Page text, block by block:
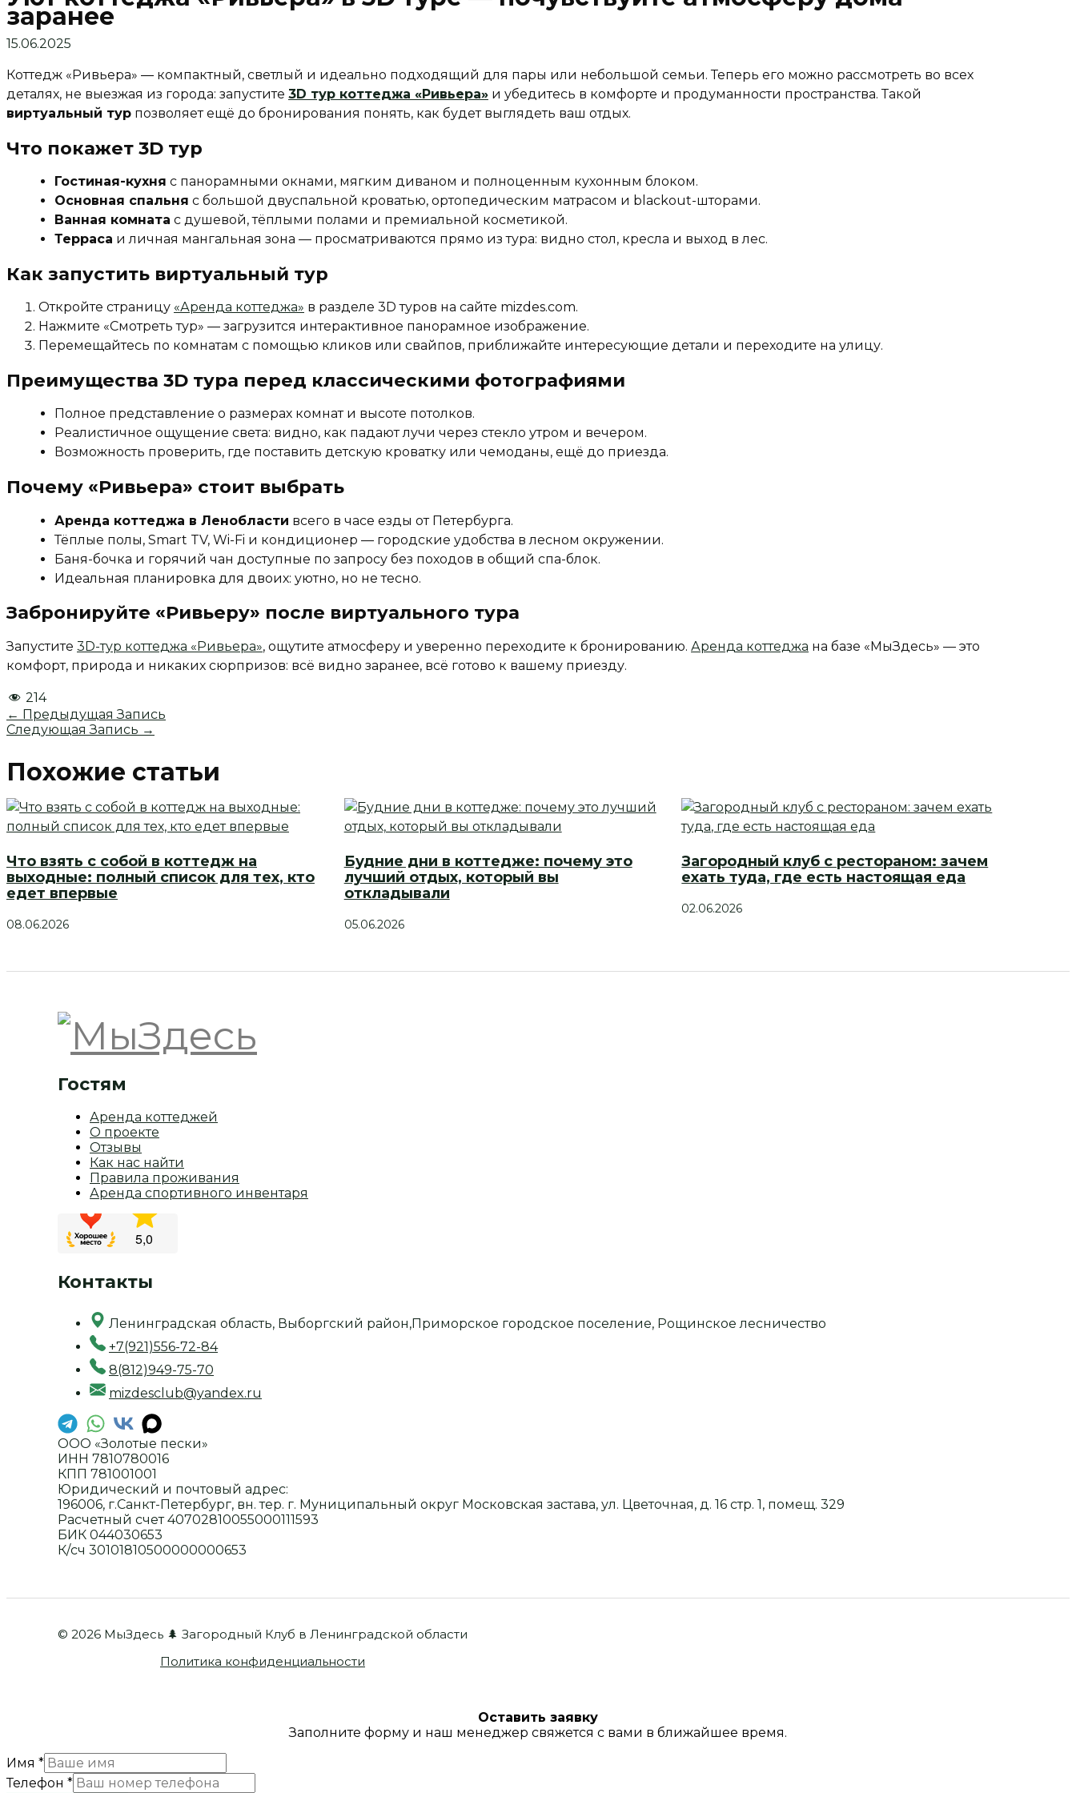
заранее
15.06.2025
Коттедж «Ривьера» ― компактный, светлый и идеально подходящий для пары или небольшой семьи. Теперь его можно рассмотреть во всех
деталях, не выезжая из города: запустите 3D тур коттеджа «Ривьера» и убедитесь в комфорте и продуманности пространства. Такой
виртуальный тур позволяет ещё до бронирования понять, как будет выглядеть ваш отдых.
Что покажет 3D тур
Гостиная-кухня с панорамными окнами, мягким диваном и полноценным кухонным блоком.
Основная спальня с большой двуспальной кроватью, ортопедическим матрасом и blackout-шторами.
Ванная комната с душевой, тёплыми полами и премиальной косметикой.
Терраса и личная мангальная зона — просматриваются прямо из тура: видно стол, кресла и выход в лес.
Как запустить виртуальный тур
Откройте страницу «Аренда коттеджа» в разделе 3D туров на сайте mizdes.com.
Нажмите «Смотреть тур» — загрузится интерактивное панорамное изображение.
Перемещайтесь по комнатам с помощью кликов или свайпов, приближайте интересующие детали и переходите на улицу.
Преимущества 3D тура перед классическими фотографиями
Полное представление о размерах комнат и высоте потолков.
Реалистичное ощущение света: видно, как падают лучи через стекло утром и вечером.
Возможность проверить, где поставить детскую кроватку или чемоданы, ещё до приезда.
Почему «Ривьера» стоит выбрать
Аренда коттеджа в Ленобласти всего в часе езды от Петербурга.
Тёплые полы, Smart TV, Wi-Fi и кондиционер — городские удобства в лесном окружении.
Баня-бочка и горячий чан доступные по запросу без походов в общий спа-блок.
Идеальная планировка для двоих: уютно, но не тесно.
Забронируйте «Ривьеру» после виртуального тура
Запустите 3D-тур коттеджа «Ривьера», ощутите атмосферу и уверенно переходите к бронированию. Аренда коттеджа на базе «МыЗдесь» — это
комфорт, природа и никаких сюрпризов: всё видно заранее, всё готово к вашему приезду.
214
← Предыдущая Запись
Следующая Запись →
Похожие статьи
Что взять с собой в коттедж на
выходные: полный список для тех, кто
едет впервые
08.06.2026
Будние дни в коттедже: почему это
лучший отдых, который вы
откладывали
05.06.2026
Загородный клуб с рестораном: зачем
ехать туда, где есть настоящая еда
02.06.2026
Гостям
Аренда коттеджей
О проекте
Отзывы
Как нас найти
Правила проживания
Аренда спортивного инвентаря
Контакты
Ленинградская область, Выборгский район,Приморское городское поселение, Рощинское лесничество
+7(921)556-72-84
8(812)949-75-70
mizdesclub@yandex.ru
ООО «Золотые пески»
ИНН 7810780016
КПП 781001001
Юридический и почтовый адрес:
196006, г.Санкт-Петербург, вн. тер. г. Муниципальный округ Московская застава, ул. Цветочная, д. 16 стр. 1, помещ. 329
Расчетный счет 40702810055000111593
БИК 044030653
К/сч 30101810500000000653
© 2026 МыЗдесь 🌲 Загородный Клуб в Ленинградской области
Политика конфиденциальности
Оставить заявку
Заполните форму и наш менеджер свяжется с вами в ближайшее время.
Имя *
Телефон *